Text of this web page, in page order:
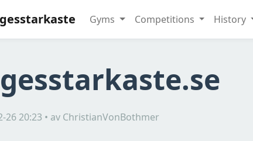
Gyms Competitions History
26 20:23 • av ChristianVonBothmer